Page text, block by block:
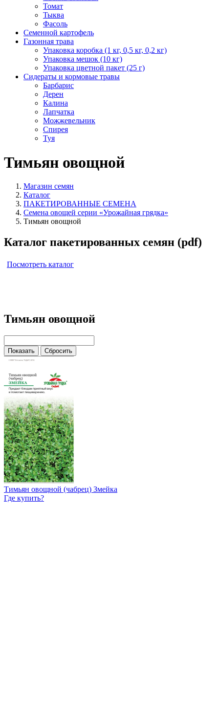
Томат
Тыква
Фасоль
Семенной картофель
Газонная трава
Упаковка коробка (1 кг, 0,5 кг, 0,2 кг)
Упаковка мешок (10 кг)
Упаковка цветной пакет (25 г)
Сидераты и кормовые травы
Барбарис
Дерен
Калина
Лапчатка
Можжевельник
Спирея
Туя
Тимьян овощной
Магазин семян
Каталог
ПАКЕТИРОВАННЫЕ СЕМЕНА
Семена овощей серии «Урожайная грядка»
Тимьян овощной
Каталог пакетированных семян (pdf)
Посмотреть каталог
Тимьян овощной
Тимьян овощной (чабрец) Змейка
Где купить?